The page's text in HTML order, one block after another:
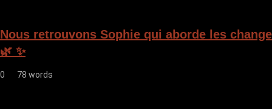
i
o
n
Nous retrouvons Sophie qui aborde les
🌿 ✨
0 78 words